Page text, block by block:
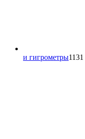
и гигрометры1131